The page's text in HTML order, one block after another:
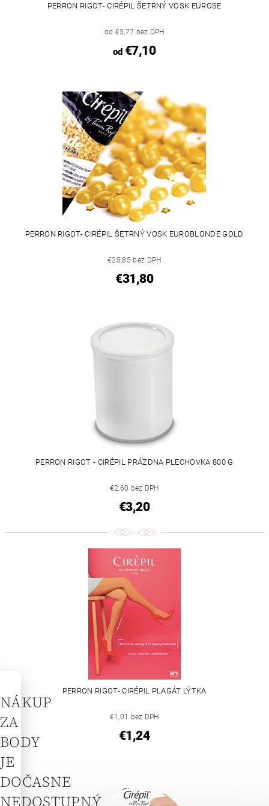
PERRON RIGOT- CIRÉPIL ŠETRNÝ VOSK EUROSE
od €5,77 bez DPH
od€7,10
PERRON RIGOT- CIRÉPIL ŠETRNÝ VOSK EUROBLONDE GOLD
€25,85 bez DPH
€31,80
PERRON RIGOT - CIRÉPIL PRÁZDNA PLECHOVKA 800 G
€2,60 bez DPH
€3,20
PERRON RIGOT- CIRÉPIL PLAGÁT LÝTKA
€1,01 bez DPH
€1,24
NÁKUP
ZA
BODY
JE
DOČASNE
NEDOSTUPNÝ